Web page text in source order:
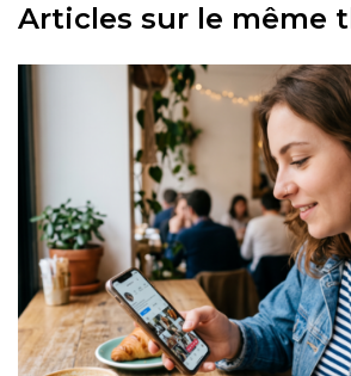
Articles sur le même